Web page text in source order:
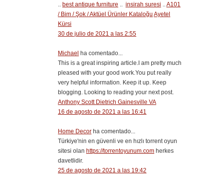
best antique furniture insirah suresi
A101
/ Bim / Şok / Aktüel Ürünler Kataloğu Ayetel
Kürsi
30 de julio de 2021 a las 2:55
Michael ha comentado...
This is a great inspiring article.I am pretty much
pleased with your good work.You put really
very helpful information. Keep it up. Keep
blogging. Looking to reading your next post.
Anthony Scott Dietrich Gainesville VA
16 de agosto de 2021 a las 16:41
Home Decor ha comentado...
Türkiye'nin en güvenli ve en hızlı torrent oyun
sitesi olan https://torrentoyunum.com herkes
davetlidir.
25 de agosto de 2021 a las 19:42